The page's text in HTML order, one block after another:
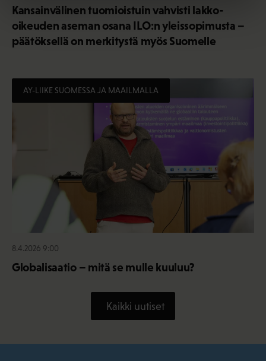
Kansainvälinen tuomioistuin vahvisti lakko-
oikeuden aseman osana ILO:n yleissopimusta –
päätöksellä on merkitystä myös Suomelle
AY-LIIKE SUOMESSA JA MAAILMALLA
8.4.2026 9:00
Globalisaatio – mitä se mulle kuuluu?
Kaikki uutiset